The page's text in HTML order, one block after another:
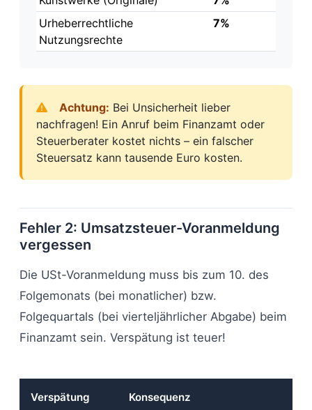
Urheberrechtliche
Nutzungsrechte
7%
Achtung: Bei Unsicherheit lieber
nachfragen! Ein Anruf beim Finanzamt oder
Steuerberater kostet nichts – ein falscher
Steuersatz kann tausende Euro kosten.
Fehler 2: Umsatzsteuer-Voranmeldung
vergessen
Die USt-Voranmeldung muss bis zum 10. des
Folgemonats (bei monatlicher) bzw.
Folgequartals (bei vierteljährlicher Abgabe) beim
Finanzamt sein. Verspätung ist teuer!
Verspätung Konsequenz